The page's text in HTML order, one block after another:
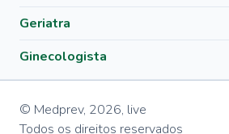
Geriatra
Ginecologista
© Medprev, 2026, live
Todos os direitos reservados